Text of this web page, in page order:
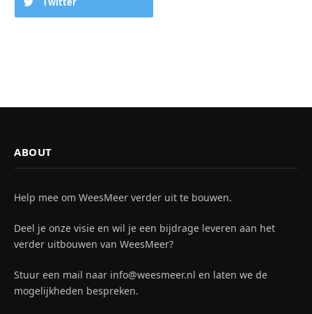
ABOUT
Help mee om WeesMeer verder uit te bouwen.
Deel je onze visie en wil je een bijdrage leveren aan het
verder uitbouwen van WeesMeer?
Stuur een mail naar info@weesmeer.nl en laten we de
mogelijkheden bespreken.